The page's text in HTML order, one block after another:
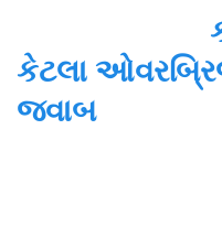
કેટલા
જવાબ